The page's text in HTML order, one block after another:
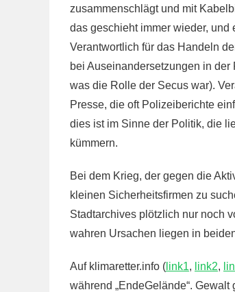
zusammenschlägt und mit
das geschieht immer wieder,
Verantwortlich für das Handeln
bei Auseinandersetzungen in
was die Rolle der Secus war).
Presse, die oft Polizeiberichte
dies ist im Sinne der Politik, die
kümmern.
Bei dem Krieg, der gegen die
kleinen Sicherheitsfirmen zu
Stadtarchives plötzlich nur noch
wahren Ursachen liegen in
Auf klimaretter.info ( link1, link2,
während „EndeGelände“.